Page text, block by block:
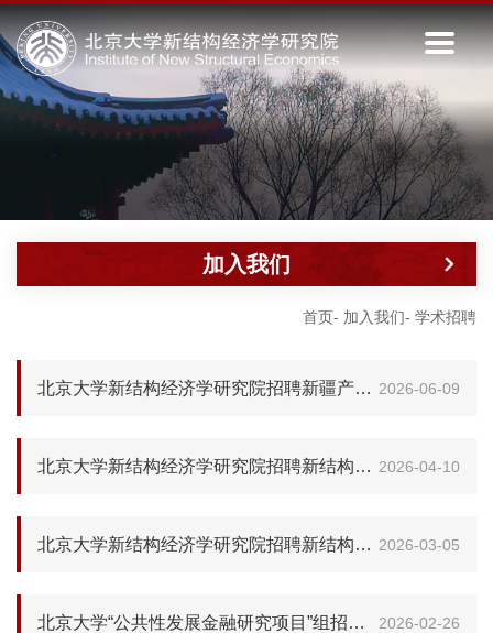
首页- 加入我们- 学术招聘
加入我们
2026-06-09
北京大学新结构经济学研究院招聘新疆产业发展专项博士后
2026-04-10
北京大学新结构经济学研究院招聘新结构城市和区域经济学学科建设博士后
2026-03-05
北京大学新结构经济学研究院招聘新结构产业经济学方向学科建设博士后
2026-02-26
北京大学“公共性发展金融研究项目”组招聘研究人员